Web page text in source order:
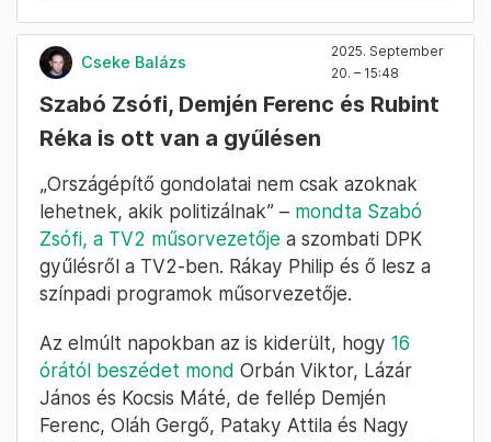
Fotó: Miniszterelnöki Kommunikációs Főosztály / Fischer
Zoltán / MTI
Cseke Balázs
20. – 15:48
Szabó Zsófi, Demjén Ferenc és Rubint
Réka is ott van a gyűlésen